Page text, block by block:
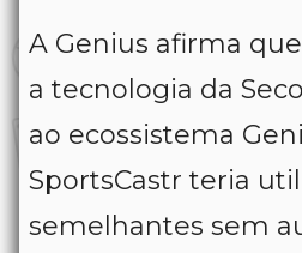
A Genius afirma
a tecnologia da
ao ecossistema
SportsCastr teria
semelhantes sem